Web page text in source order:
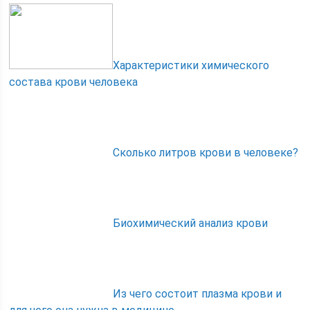
Характеристики химического
состава крови человека
Сколько литров крови в человеке?
Биохимический анализ крови
Из чего состоит плазма крови и